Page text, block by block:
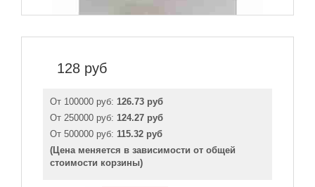
128 руб
От 100000 руб: 126.73 руб
От 250000 руб: 124.27 руб
От 500000 руб: 115.32 руб
(Цена меняется в зависимости от общей
стоимости корзины)